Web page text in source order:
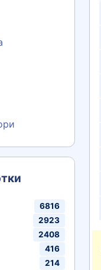
6816
2923
2408
416
214